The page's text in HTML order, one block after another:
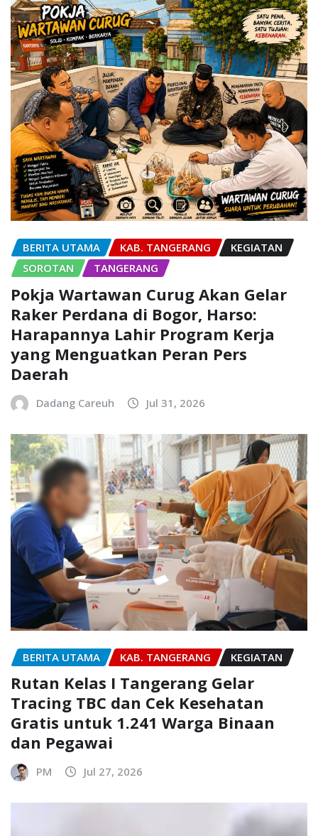
BERITA UTAMA KAB. TANGERANG
KEGIATAN
SOROTAN
TANGERANG
Pokja Wartawan Curug Akan Gelar
Raker Perdana di Bogor, Harso:
Harapannya Lahir Program Kerja
yang Menguatkan Peran Pers
Daerah
Dadang Careuh Jul 31, 2026
BERITA UTAMA KAB. TANGERANG KEGIATAN
Rutan Kelas I Tangerang Gelar
Tracing TBC dan Cek Kesehatan
Gratis untuk 1.241 Warga Binaan
dan Pegawai
PM Jul 27, 2026